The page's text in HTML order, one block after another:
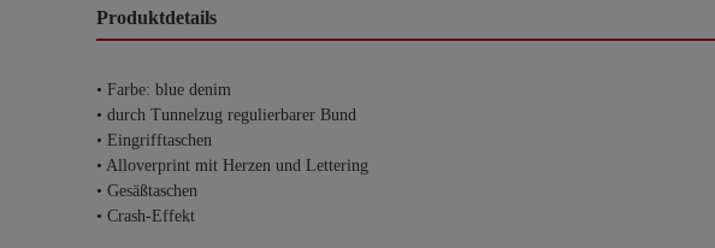
Produktdetails
• Farbe: blue denim
• durch Tunnelzug regulierbarer Bund
• Eingrifftaschen
• Alloverprint mit Herzen und Lettering
• Gesäßtaschen
• Crash-Effekt